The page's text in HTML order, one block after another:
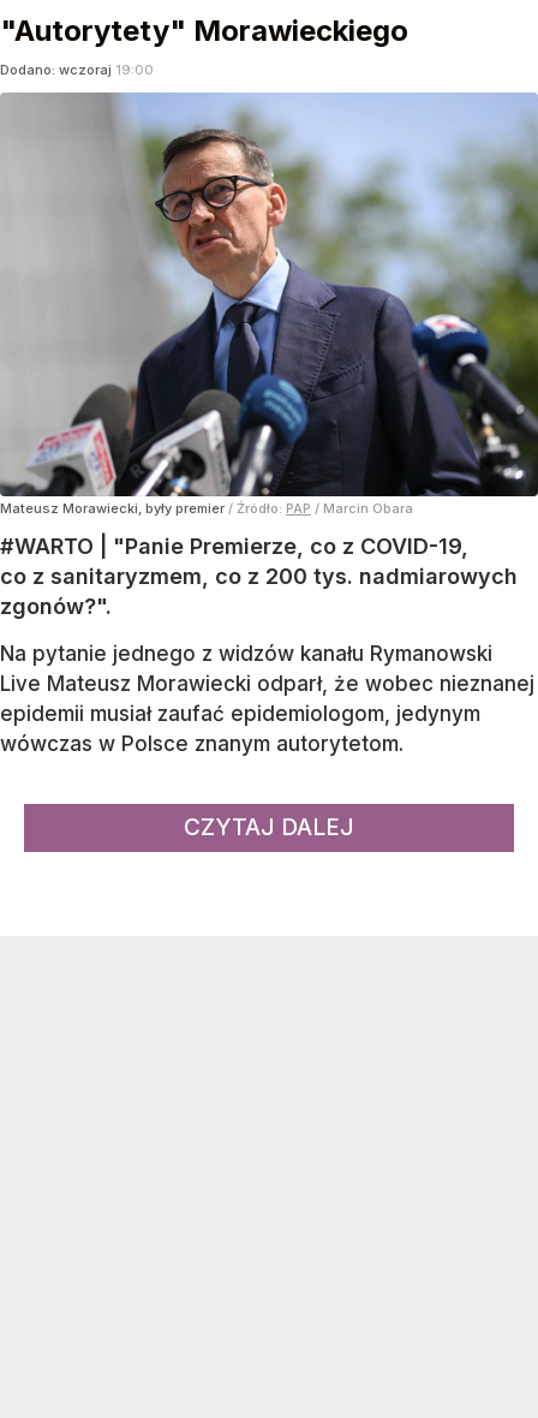
"Autorytety" Morawieckiego
Dodano: wczoraj 19:00
Mateusz Morawiecki, były premier / Źródło: PAP / Marcin Obara
#WARTO | "Panie Premierze, co z COVID-19,
co z sanitaryzmem, co z 200 tys. nadmiarowych
zgonów?".
Na pytanie jednego z widzów kanału Rymanowski
Live Mateusz Morawiecki odparł, że wobec nieznanej
epidemii musiał zaufać epidemiologom, jedynym
wówczas w Polsce znanym autorytetom.
CZYTAJ DALEJ